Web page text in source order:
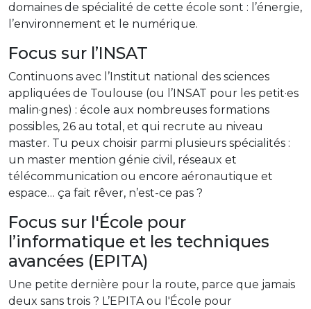
domaines de spécialité de cette école sont : l’énergie,
l’environnement et le numérique.
Focus sur l’INSAT
Continuons avec l’Institut national des sciences
appliquées de Toulouse (ou l’INSAT pour les petit·es
malin·gnes) : école aux nombreuses formations
possibles, 26 au total, et qui recrute au niveau
master. Tu peux choisir parmi plusieurs spécialités :
un master mention génie civil, réseaux et
télécommunication ou encore aéronautique et
espace… ça fait rêver, n’est-ce pas ?
Focus sur l'École pour
l’informatique et les techniques
avancées (EPITA)
Une petite dernière pour la route, parce que jamais
deux sans trois ? L’EPITA ou l'École pour